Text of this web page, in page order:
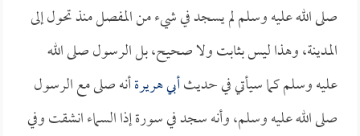
صلى الله عليه وسلم لم يسجد في شيء من المفصل منذ تحول إلى
المدينة، وهذا ليس بثابت ولا صحيح، بل الرسول صلى الله
عليه وسلم كما سيأتي في حديثأبي هريرةأنه صلى مع الرسول
صلى الله عليه وسلم، وأنه سجد في سورة إذا السماء انشقت وفي